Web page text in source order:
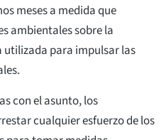
meses a medida que
ambientales sobre la
utilizada para impulsar las
con el asunto, los
cualquier esfuerzo de los